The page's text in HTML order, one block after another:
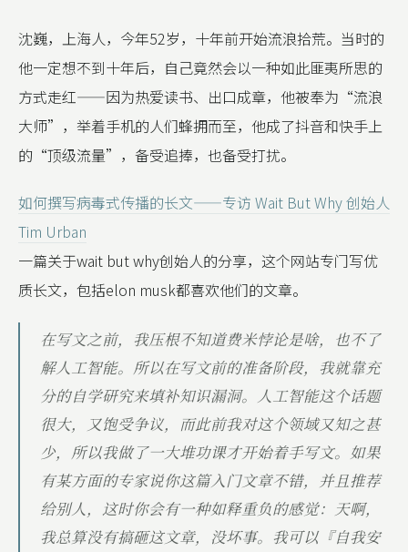
沈巍，上海人，今年52岁，十年前开始流浪拾荒。当时的
他一定想不到十年后，自己竟然会以一种如此匪夷所思的
方式走红——因为热爱读书、出口成章，他被奉为“流浪
大师”，举着手机的人们蜂拥而至，他成了抖音和快手上
的“顶级流量”，备受追捧，也备受打扰。
如何撰写病毒式传播的长文——专访 Wait But Why 创始人
Tim Urban
一篇关于wait but why创始人的分享，这个网站专门写优
质长文，包括elon musk都喜欢他们的文章。
在写文之前，我压根不知道费米悖论是啥，也不了
解人工智能。所以在写文前的准备阶段，我就靠充
分的自学研究来填补知识漏洞。人工智能这个话题
很大，又饱受争议，而此前我对这个领域又知之甚
少，所以我做了一大堆功课才开始着手写文。如果
有某方面的专家说你这篇入门文章不错，并且推荐
给别人，这时你会有一种如释重负的感觉：天啊，
我总算没有搞砸这文章，没坏事。我可以『自我安